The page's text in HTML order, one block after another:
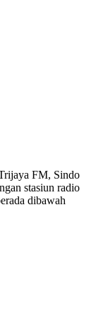
FM, Sindo
stasiun radio
dibawah